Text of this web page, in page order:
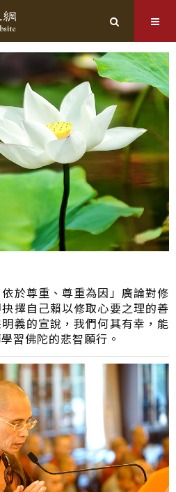
依於尊重、尊重為因」廣論對修
擇自己賴以修取心要之理的善
義的宣說，我們何其有幸，能
習佛陀的悲智願行。